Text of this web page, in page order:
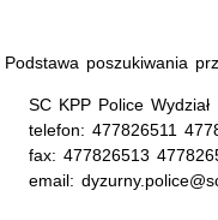
Podstawa poszukiwania
SC KPP Police
telefon: 477826511
fax: 477826513
email: